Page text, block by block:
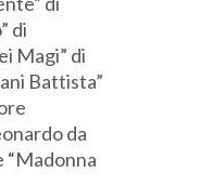
di
Magi” di
Battista”
da
“Madonna